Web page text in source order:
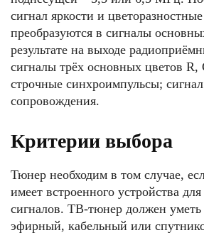
сигнал яркости и
преобразуются в сигналы
результате на выходе
сигналы трёх основных цветов
строчные синхроимпульсы; сигнал
сопровождения.
Критерии выбора
Тюнер необходим в том случае,
имеет встроенного устройства
сигналов. ТВ-тюнер должен
эфирный, кабельный или